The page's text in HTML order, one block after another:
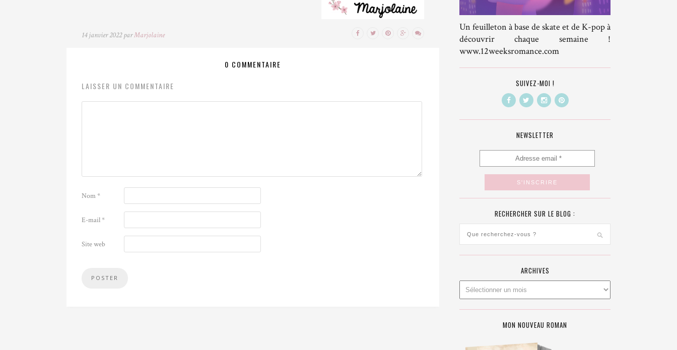
14 janvier 2022 parMarjolaine
0 COMMENTAIRE
LAISSER UN COMMENTAIRE
Nom*
E-mail*
Site web
Un feuilleton à base de skate et de K-pop à
découvrir chaque semaine !
www.12weeksromance.com
SUIVEZ-MOI !
NEWSLETTER
RECHERCHER SUR LE BLOG :
ARCHIVES
MON NOUVEAU ROMAN